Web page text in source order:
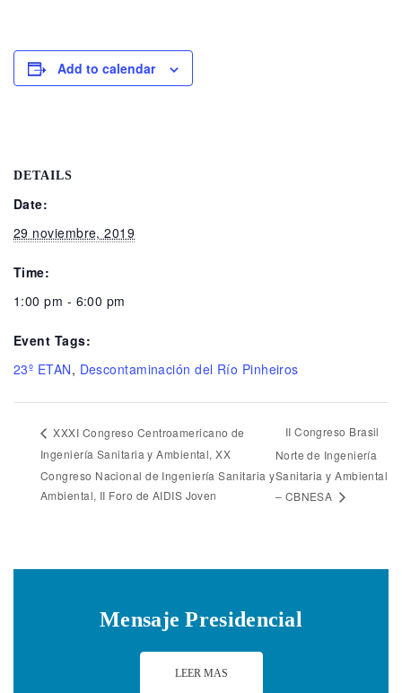
Add to calendar
DETAILS
Date:
29 noviembre, 2019
Time:
1:00 pm - 6:00 pm
Event Tags:
23º ETAN, Descontaminación del Río Pinheiros
XXXI Congreso Centroamericano de
Ingeniería Sanitaria y Ambiental, XX
Congreso Nacional de Ingeniería Sanitaria y
Ambiental, II Foro de AIDIS Joven
II Congreso Brasil
Norte de Ingeniería
Sanitaria y Ambiental
– CBNESA
Mensaje Presidencial
LEER MAS